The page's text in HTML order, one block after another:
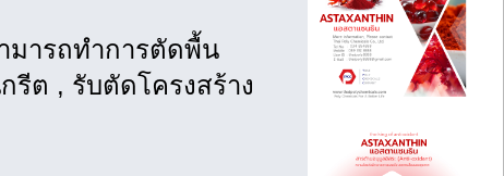
มารถทำการตัดพื้น
รีต , รับตัดโครงสร้าง